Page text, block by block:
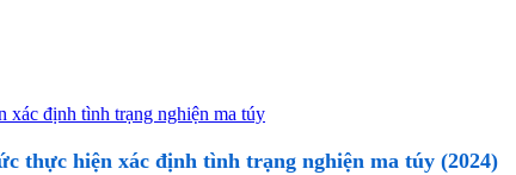
xác định tình trạng nghiện ma túy
thực hiện xác định tình trạng nghiện ma túy (2024)